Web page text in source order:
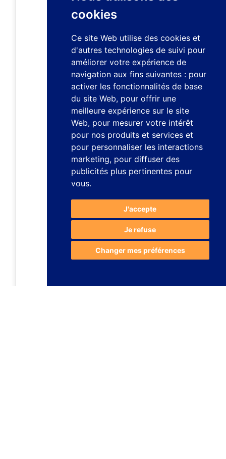
cookies
Ce site Web utilise des cookies et
d'autres technologies de suivi pour
améliorer votre expérience de
navigation aux fins suivantes : pour
activer les fonctionnalités de base
du site Web, pour offrir une
meilleure expérience sur le site
Web, pour mesurer votre intérêt
pour nos produits et services et
pour personnaliser les interactions
marketing, pour diffuser des
publicités plus pertinentes pour
vous.
J'accepte
Je refuse
Changer mes préférences